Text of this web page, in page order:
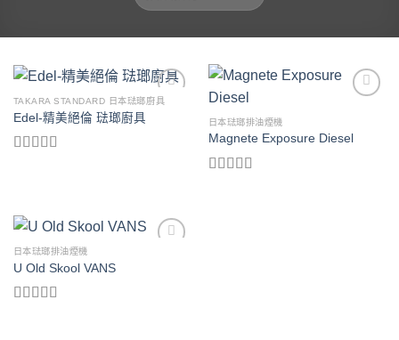
Add to
TAKARA STANDARD 日本琺瑯廚具
Edel-精美絕倫 琺瑯廚具 日本琺瑯排油煙機
Magnete Exposure Diesel
日本琺瑯排油煙機
U Old Skool VANS